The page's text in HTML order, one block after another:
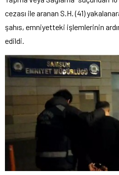
cezası ile aranan S.H. (41)
şahıs, emniyetteki işlemlerinin
edildi.